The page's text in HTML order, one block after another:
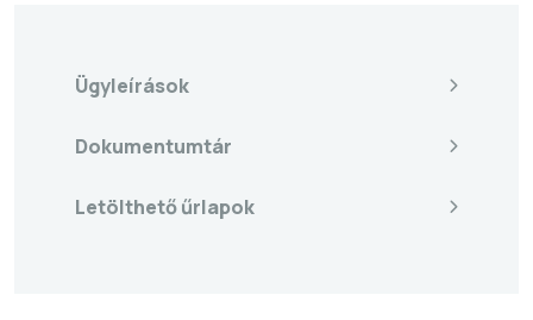
Ügyleírások
Dokumentumtár
Letölthető űrlapok